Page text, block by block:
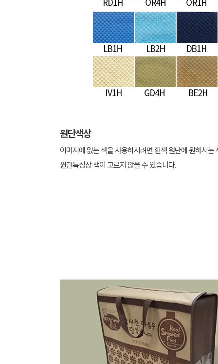
원단색상
이미지에 없는 색을 사용하시려면 흰색 원단에 원하시는
원단특성상 색이 고르지 않을 수 있습니다.